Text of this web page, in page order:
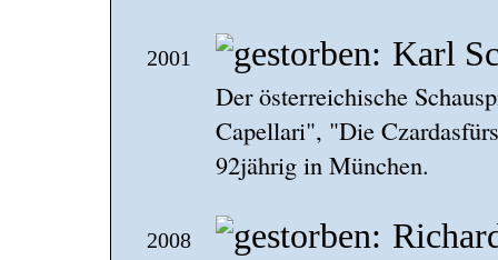
2001 Karl
Der österreichische
Capellari", "Die
92jährig in München.
2008